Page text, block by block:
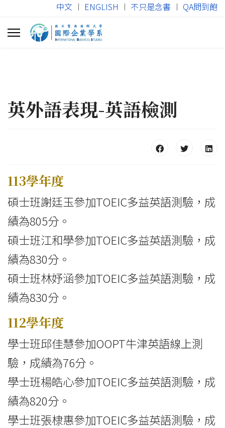
中文 ︱ ENGLISH ︱ 不只是念書 ︱ QA問到飽
英外語表現-英語檢測
113學年度
碩士班謝廷玉參加TOEIC多益英語測驗，成
績為805分。
碩士班江和學參加TOEIC多益英語測驗，成
績為830分。
碩士班林妤涵參加TOEIC多益英語測驗，成
績為830分。
112學年度
學士班邱佳慧參加OOPT牛津英語線上測
驗，成績為76分。
學士班楊皓心參加TOEIC多益英語測驗，成
績為820分。
學士班張棣惠參加TOEIC多益英語測驗，成